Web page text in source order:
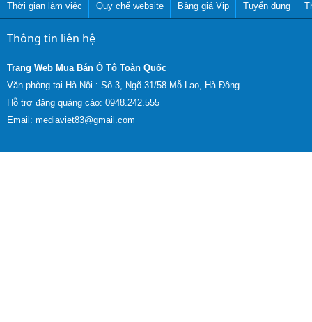
Thời gian làm việc Quy chế website Bảng giá Vip Tuyển dụng
Thông tin liên hệ
Trang Web Mua Bán Ô Tô Toàn Quốc
Văn phòng tại Hà Nội : Số 3, Ngõ 31/58 Mỗ Lao, Hà Đông
Hỗ trợ đăng quảng cáo: 0948.242.555
Email: mediaviet83@gmail.com